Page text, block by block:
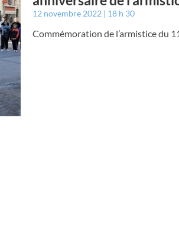
12 novembre 2022 18 h 30
Commémoration de l’armistice du